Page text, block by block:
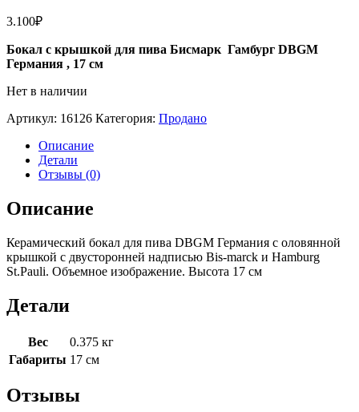
3.100₽
Бокал с крышкой для пива Бисмарк Гамбург DBGM
Германия , 17 см
Нет в наличии
Артикул: 16126 Категория: Продано
Описание
Детали
Отзывы (0)
Описание
Керамический бокал для пива DBGM Германия с оловянной
крышкой с двусторонней надписью Bis-marck и Hamburg
St.Pauli. Объемное изображение. Высота 17 см
Детали
Вес
0.375 кг
Габариты 17 см
Отзывы